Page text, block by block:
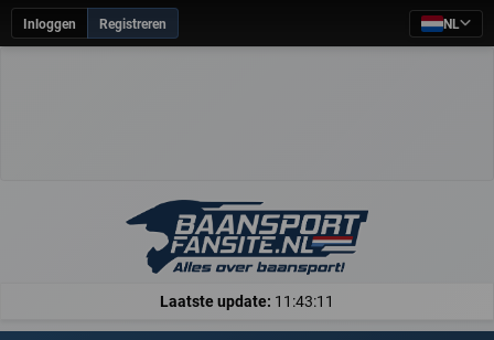
Inloggen Registreren NL
Laatste update: 11:43:11